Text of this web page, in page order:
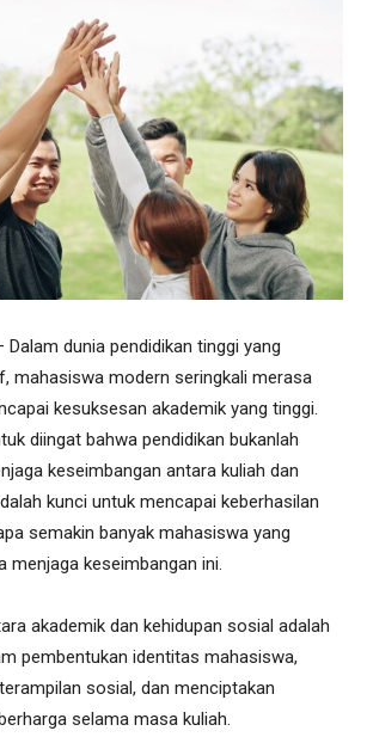
dunia pendidikan tinggi yang
mahasiswa modern seringkali merasa
kesuksesan akademik yang tinggi.
diingat bahwa pendidikan bukanlah
keseimbangan antara kuliah dan
kunci untuk mencapai keberhasilan
semakin banyak mahasiswa yang
menjaga keseimbangan ini.
akademik dan kehidupan sosial adalah
pembentukan identitas mahasiswa,
sosial, dan menciptakan
selama masa kuliah.